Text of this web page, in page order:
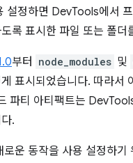
설정하면 DevTools에서
록 표시한 파일 또는 폴더
부터 node_modules 및
표시되었습니다. 따라서
파티 아티팩트는
.
로운 동작을 사용 설정하기